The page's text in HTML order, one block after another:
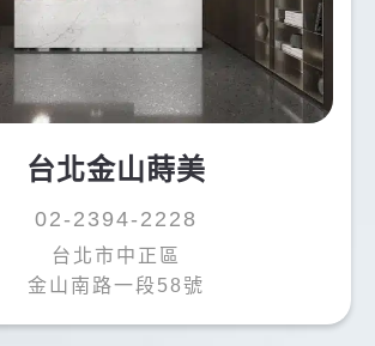
台北金山蒔美
02-2394-2228
台北市中正區
金山南路一段58號